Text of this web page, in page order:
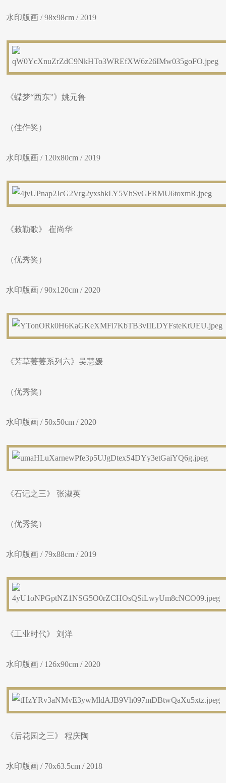
水印版画 / 98x98cm / 2019
《蝶梦“西东”》姚元鲁
（佳作奖）
水印版画 / 120x80cm / 2019
《敕勒歌》 崔尚华
（优秀奖）
水印版画 / 90x120cm / 2020
《芳草萋萋系列六》吴慧媛
（优秀奖）
水印版画 / 50x50cm / 2020
《石记之三》 张淑英
（优秀奖）
水印版画 / 79x88cm / 2019
《工业时代》 刘洋
水印版画 / 126x90cm / 2020
《后花园之三》 程庆陶
水印版画 / 70x63.5cm / 2018